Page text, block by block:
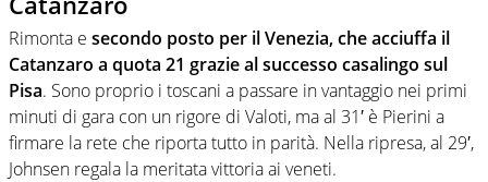
Rimonta e secondo posto per il Venezia, che acciuffa il
Catanzaro a quota 21 grazie al successo casalingo sul
Pisa. Sono proprio i toscani a passare in vantaggio nei primi
minuti di gara con un rigore di Valoti, ma al 31′ è Pierini a
firmare la rete che riporta tutto in parità. Nella ripresa, al 29′,
Johnsen regala la meritata vittoria ai veneti.